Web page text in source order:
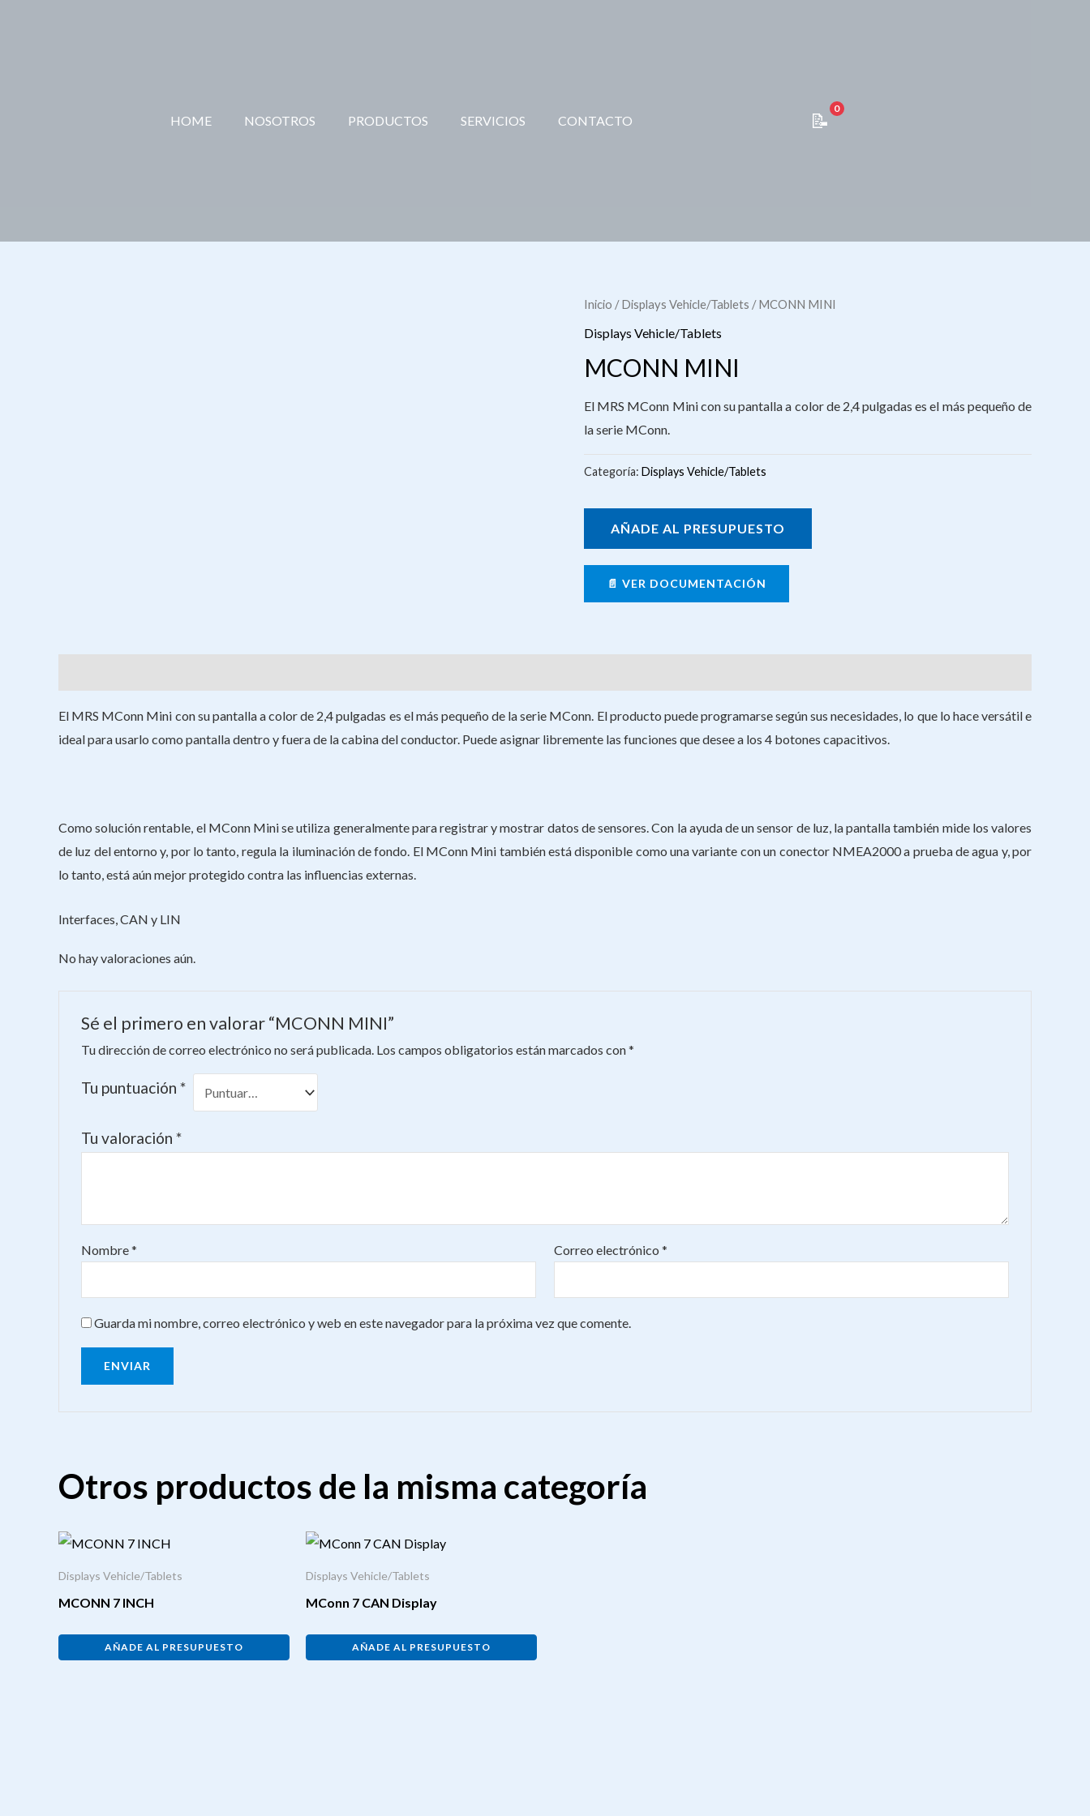
HOME NOSOTROS PRODUCTOS SERVICIOS CONTACTO
0
Inicio /Displays Vehicle/Tablets / MCONN MINI
Displays Vehicle/Tablets
MCONN MINI
El MRS MConn Mini con su pantalla a color de 2,4 pulgadas es el más pequeño de
la serie MConn.
Categoría: Displays Vehicle/Tablets
AÑADE AL PRESUPUESTO
📄 VER DOCUMENTACIÓN
El MRS MConn Mini con su pantalla a color de 2,4 pulgadas es el más pequeño de la serie MConn. El producto puede programarse según sus necesidades, lo que lo hace versátil e
ideal para usarlo como pantalla dentro y fuera de la cabina del conductor. Puede asignar libremente las funciones que desee a los 4 botones capacitivos.
Como solución rentable, el MConn Mini se utiliza generalmente para registrar y mostrar datos de sensores. Con la ayuda de un sensor de luz, la pantalla también mide los valores
de luz del entorno y, por lo tanto, regula la iluminación de fondo. El MConn Mini también está disponible como una variante con un conector NMEA2000 a prueba de agua y, por
lo tanto, está aún mejor protegido contra las influencias externas.
Interfaces, CAN y LIN
No hay valoraciones aún.
Sé el primero en valorar “MCONN MINI”
Tu dirección de correo electrónico no será publicada. Los campos obligatorios están marcados con*
Tu puntuación *
Tu valoración *
Nombre* Correo electrónico*
Guarda mi nombre, correo electrónico y web en este navegador para la próxima vez que comente.
Otros productos de la misma categoría
Displays Vehicle/Tablets
MCONN 7 INCH
AÑADE AL PRESUPUESTO
Displays Vehicle/Tablets
MConn 7 CAN Display
AÑADE AL PRESUPUESTO